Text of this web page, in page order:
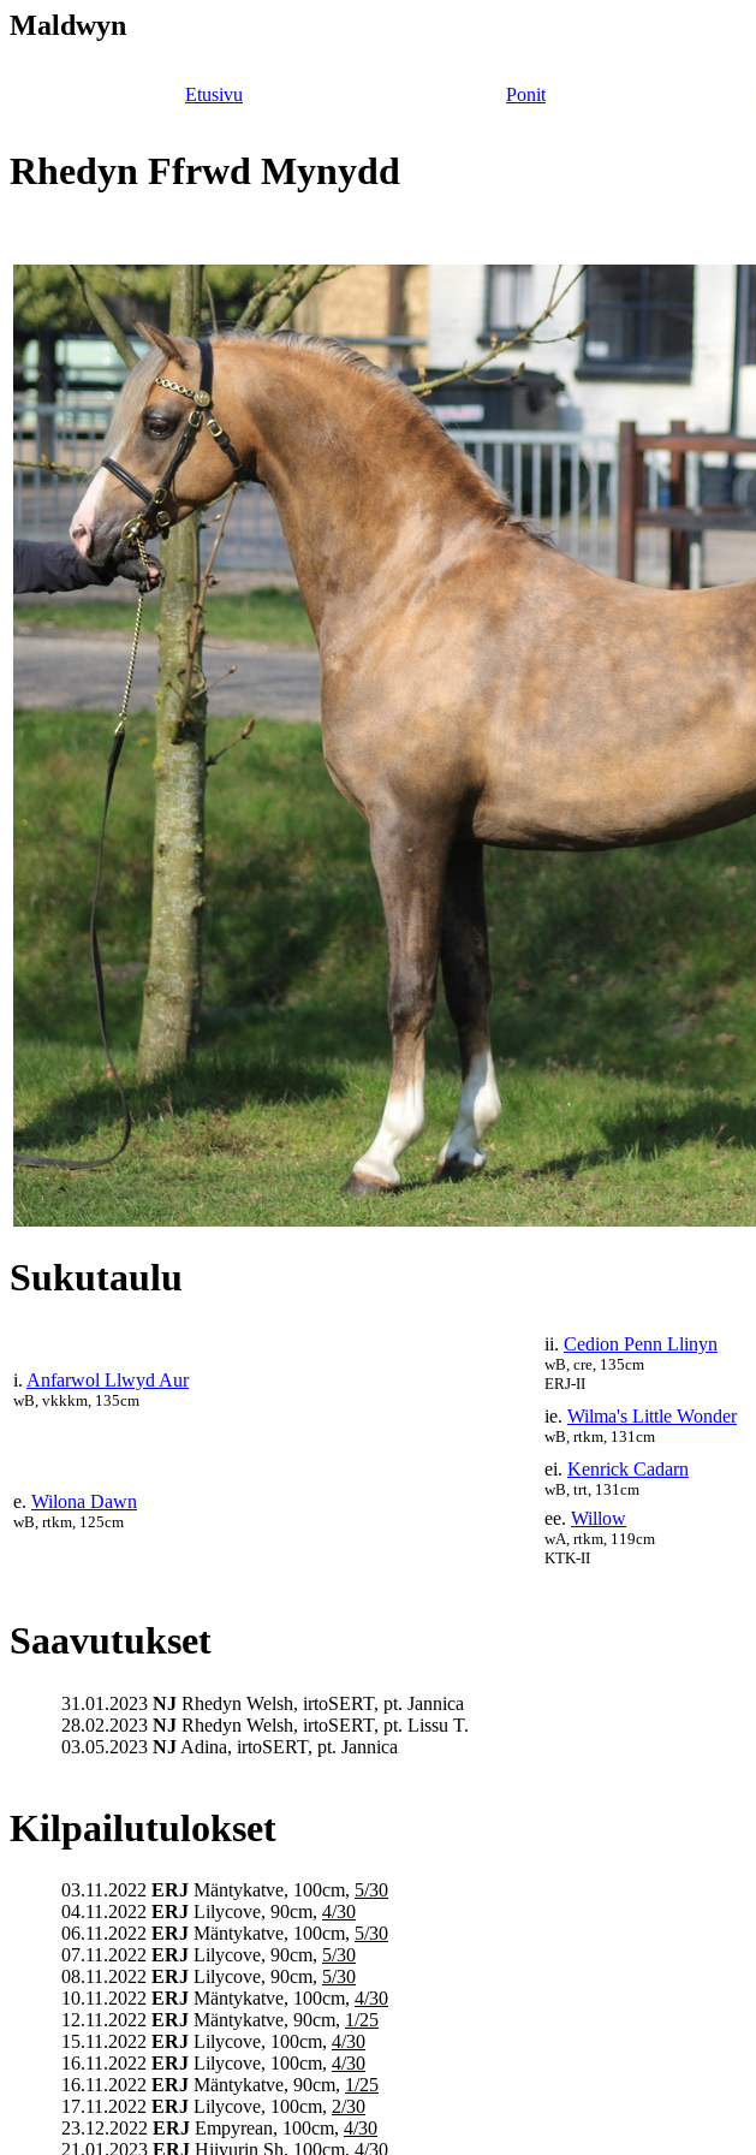
Maldwyn
Etusivu Ponit
Rhedyn Ffrwd Mynydd
Sukutaulu
i. Anfarwol Llwyd Aur
wB, vkkkm, 135cm
ii. Cedion Penn Llinyn
wB, cre, 135cm
ERJ-II
ie. Wilma's Little Wonder
wB, rtkm, 131cm
e. Wilona Dawn
wB, rtkm, 125cm
ei. Kenrick Cadarn
wB, trt, 131cm
ee. Willow
wA, rtkm, 119cm
KTK-II
Saavutukset
31.01.2023 NJ Rhedyn Welsh, irtoSERT, pt. Jannica
28.02.2023 NJ Rhedyn Welsh, irtoSERT, pt. Lissu T.
03.05.2023 NJ Adina, irtoSERT, pt. Jannica
Kilpailutulokset
03.11.2022 ERJ Mäntykatve, 100cm, 5/30
04.11.2022 ERJ Lilycove, 90cm, 4/30
06.11.2022 ERJ Mäntykatve, 100cm, 5/30
07.11.2022 ERJ Lilycove, 90cm, 5/30
08.11.2022 ERJ Lilycove, 90cm, 5/30
10.11.2022 ERJ Mäntykatve, 100cm, 4/30
12.11.2022 ERJ Mäntykatve, 90cm, 1/25
15.11.2022 ERJ Lilycove, 100cm, 4/30
16.11.2022 ERJ Lilycove, 100cm, 4/30
16.11.2022 ERJ Mäntykatve, 90cm, 1/25
17.11.2022 ERJ Lilycove, 100cm, 2/30
23.12.2022 ERJ Empyrean, 100cm, 4/30
21.01.2023 ERJ Hiivurin Sh, 100cm, 4/30